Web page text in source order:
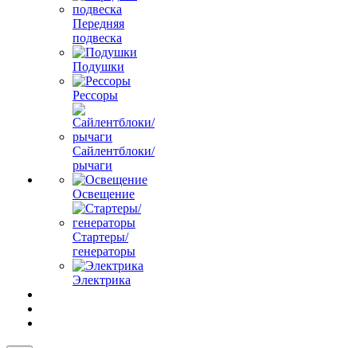
Передняя
подвеска
Подушки
Рессоры
Сайлентблоки/
рычаги
Освещение
Стартеры/
генераторы
Электрика